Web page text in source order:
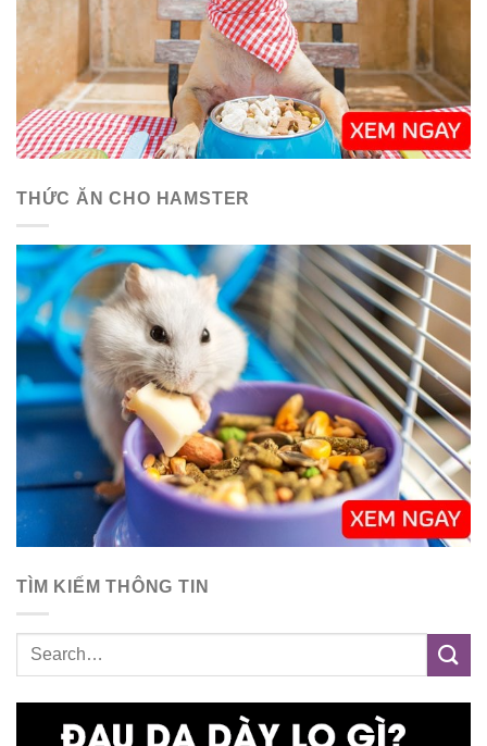
THỨC ĂN CHO HAMSTER
TÌM KIẾM THÔNG TIN